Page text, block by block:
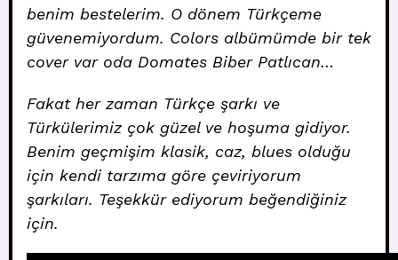
benim bestelerim. O dönem Türkçeme
güvenemiyordum. Colors albümümde bir tek
cover var oda Domates Biber Patlıcan…
Fakat her zaman Türkçe şarkı ve
Türkülerimiz çok güzel ve hoşuma gidiyor.
Benim geçmişim klasik, caz, blues olduğu
için kendi tarzıma göre çeviriyorum
şarkıları. Teşekkür ediyorum beğendiğiniz
için.